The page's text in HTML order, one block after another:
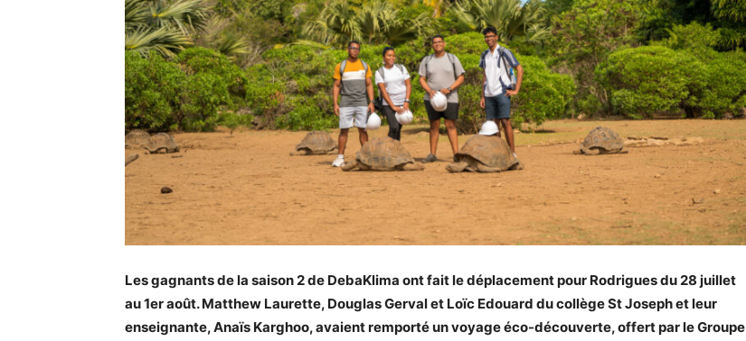
Les gagnants de la saison 2 de DebaKlima ont fait le déplacement pour Rodrigues du 28 juillet
au 1er août. Matthew Laurette, Douglas Gerval et Loïc Edouard du collège St Joseph et leur
enseignante, Anaïs Karghoo, avaient remporté un voyage éco-découverte, offert par le Groupe